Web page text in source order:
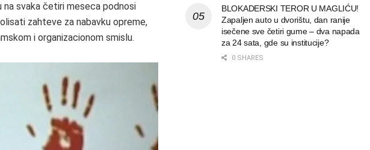
na svaka četiri meseca podnosi
zahteve za nabavku opreme,
i organizacionom smislu.
BLOKADERSKI TEROR U MAGLIĆU!
Zapaljen auto u dvorištu, dan ranije
isečene sve četiri gume – dva napada
za 24 sata, gde su institucije?
0 SHARES